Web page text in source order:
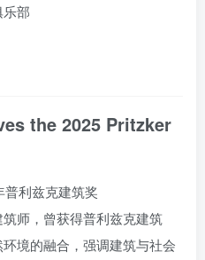
乐部
the 2025 Pritzker
普利兹克建筑奖
师，曾获得普利兹克建筑
境的融合，强调建筑与社会